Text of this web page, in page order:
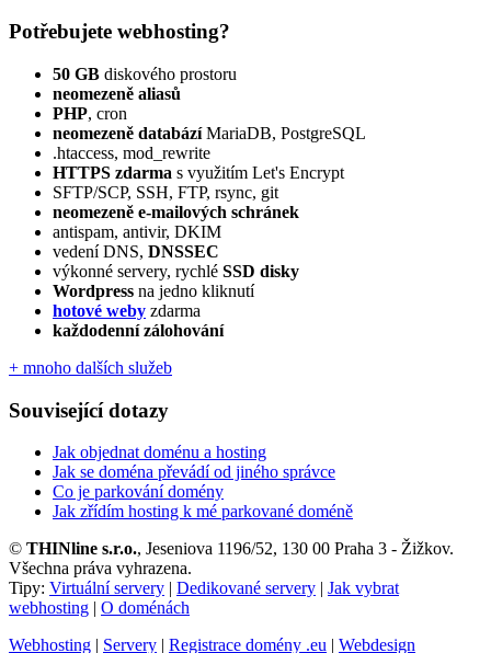
Potřebujete webhosting?
50 GB diskového prostoru
neomezeně aliasů
PHP, cron
neomezeně databázíMariaDB, PostgreSQL
.htaccess, mod_rewrite
HTTPS zdarma s využitím Let's Encrypt
SFTP/SCP, SSH, FTP, rsync, git
neomezeně e‑mailových schránek
antispam, antivir, DKIM
vedení DNS, DNSSEC
výkonné servery, rychlé SSD disky
Wordpress na jedno kliknutí
hotové weby zdarma
každodenní zálohování
+ mnoho dalších služeb
Související dotazy
Jak objednat doménu a hosting
Jak se doména převádí od jiného správce
Co je parkování domény
Jak zřídím hosting k mé parkované doméně
© THINline s.r.o., Jeseniova 1196/52, 130 00 Praha 3 - Žižkov.
Všechna práva vyhrazena.
Tipy: Virtuální servery | Dedikované servery | Jak vybrat
webhosting | O doménách
Webhosting | Servery | Registrace domény .eu | Webdesign